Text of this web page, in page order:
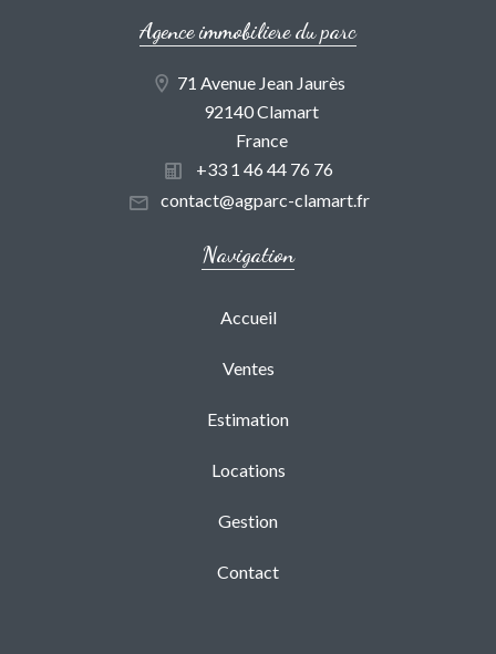
Agence immobiliere du parc
71 Avenue Jean Jaurès
92140 Clamart
France
+33 1 46 44 76 76
contact@agparc-clamart.fr
Navigation
Accueil
Ventes
Estimation
Locations
Gestion
Contact